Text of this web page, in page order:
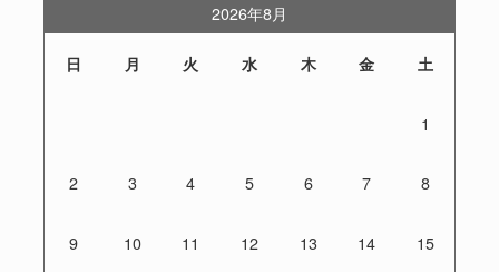
2026年8月
日 月 火 水 木 金 土
1
2 3 4 5 6 7 8
9 10 11 12 13 14 15